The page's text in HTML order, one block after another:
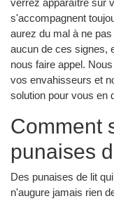
s'accompagnent
aurez du mal à ne
aucun de ces signes,
nous faire appel.
vos envahisseurs et
solution pour vous en
Comment
punaises
Des punaises de lit
n'augure jamais rien